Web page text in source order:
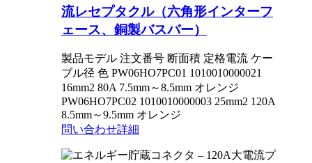
流レセプタクル（六角形インターフ
ェース、銅製バスバー）
製品モデル 注文番号 断面積 定格電流 ケー
ブル径 色 PW06HO7PC01 1010010000021
16mm2 80A 7.5mm～8.5mm オレンジ
PW06HO7PC02 1010010000003 25mm2 120A
8.5mm～9.5mm オレンジ
問い合わせ詳細